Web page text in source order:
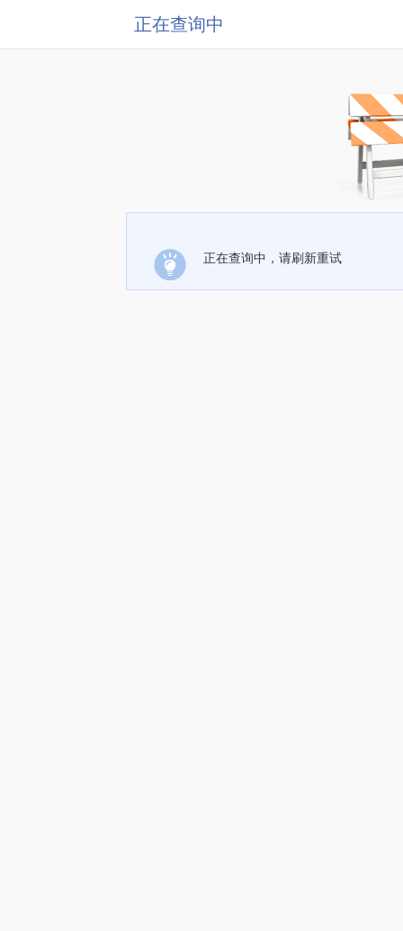
正在查询中
正在查询中，请刷新重试